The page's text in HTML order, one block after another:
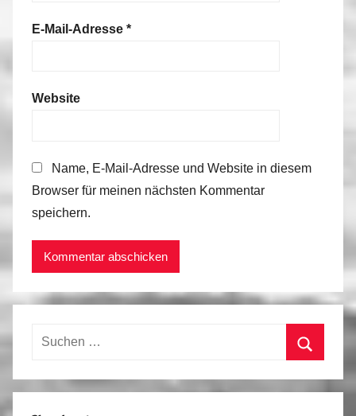
E-Mail-Adresse *
Website
Name, E-Mail-Adresse und Website in diesem
Browser für meinen nächsten Kommentar
speichern.
Suchen